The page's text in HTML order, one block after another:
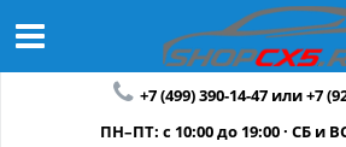
+7 (499) 390-14-47 или +7
ПН–ПТ: с 10:00 до 19:00 · СБ и